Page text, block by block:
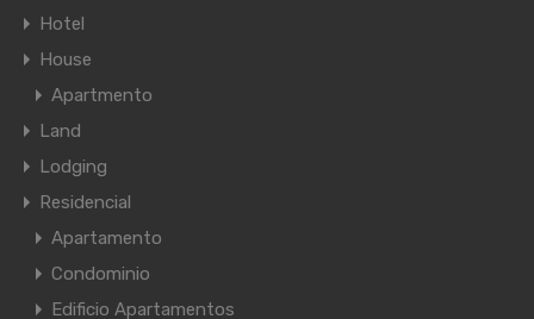
Hotel
House
Apartmento
Land
Lodging
Residencial
Apartamento
Condominio
Edificio Apartamentos